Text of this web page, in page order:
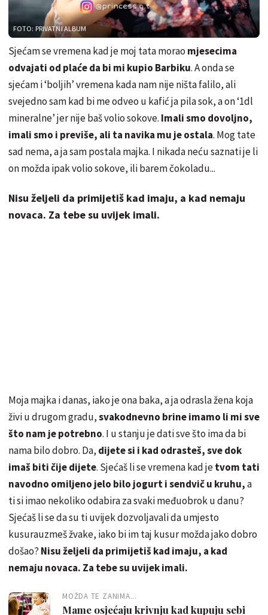
FOTO: PRIVATNI ALBUM
Sjećam se vremena kad je moj tata morao mjesecima
odvajati od plaće da bi mi kupio Barbiku. A onda se
sjećam i ‘boljih’ vremena kada nam nije ništa falilo, ali
svejedno sam kad bi me odveo u kafić ja pila sok, a on ‘1dl
mineralne’ jer nije baš volio sokove. Imali smo dovoljno,
imali smo i previše, ali ta navika mu je ostala. Mog tate
sad nema, a ja sam postala majka. I nikada neću saznati je li
on možda ipak volio sokove, ili barem čokoladu...
Nisu željeli da primijetiš kad imaju, a kad nemaju
novaca. Za tebe su uvijek imali.
Moja majka i danas, iako je ona baka, a ja odrasla žena koja
živi u drugom gradu,svakodnevno brine imamo li mi sve
što nam je potrebno. I u stanju je dati sve što ima da bi
nama bilo dobro. Da, dijete si i kad odrasteš, sve dok
imaš biti čije dijete. Sjećaš li se vremena kad jetvom tati
navodno omiljeno jelo bilo jogurt i sendvič u kruhu,a
ti si imao nekoliko odabira za svaki međuobrok u danu?
Sjećaš li se da su ti uvijek dozvoljavali da umjesto
kusurauzmeš žvake, iako bi im taj kusur možda jako dobro
došao? Nisu željeli da primijetiš kad imaju, a kad
nemaju novaca. Za tebe su uvijek imali.
MOŽDA TE ZANIMA...
Mame osjećaju krivnju kad kupuju sebi